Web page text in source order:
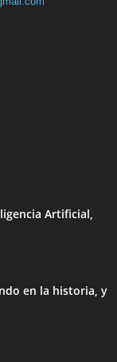
Artificial,
en la historia, y